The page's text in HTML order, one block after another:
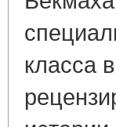
класса